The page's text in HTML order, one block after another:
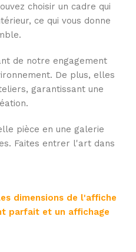
choisir un cadre qui
ce qui vous donne
de notre engagement
De plus, elles
garantissant une
pièce en une galerie
Faites entrer l'art dans
dimensions de l'affiche
parfait et un affichage